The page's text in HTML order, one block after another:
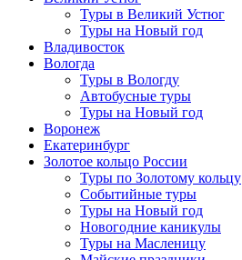
Туры в Великий Устюг
Туры на Новый год
Владивосток
Вологда
Туры в Вологду
Автобусные туры
Туры на Новый год
Воронеж
Екатеринбург
Золотое кольцо России
Туры по Золотому кольцу
Событийные туры
Туры на Новый год
Новогодние каникулы
Туры на Масленицу